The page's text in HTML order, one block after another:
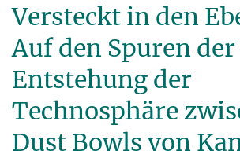
Versteckt in den
Auf den Spuren der
Entstehung der
Technosphäre
Dust Bowls von